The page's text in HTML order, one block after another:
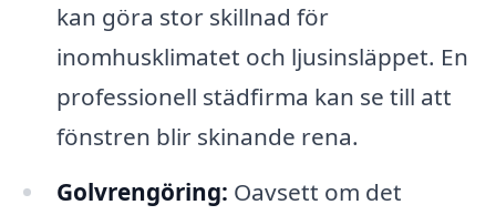
kan göra stor skillnad för
inomhusklimatet och ljusinsläppet. En
professionell städfirma kan se till att
fönstren blir skinande rena.
Golvrengöring: Oavsett om det